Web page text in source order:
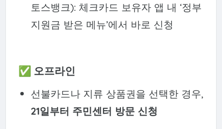
토스뱅크): 체크카드 보유자 앱 내 ‘정부
지원금 받은 메뉴’에서 바로 신청
✅ 오프라인
선불카드나 지류 상품권을 선택한 경우,
21일부터 주민센터 방문 신청